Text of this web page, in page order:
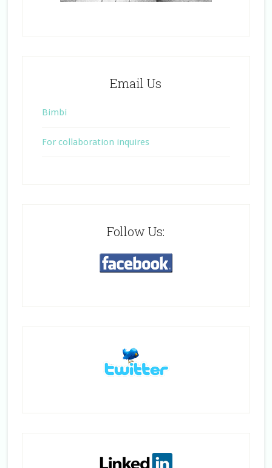
Email Us
Bimbi
For collaboration inquires
Follow Us: